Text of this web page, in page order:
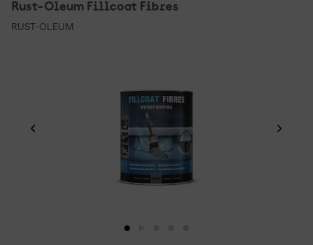
Rust-Oleum Fillcoat Fibres
RUST-OLEUM